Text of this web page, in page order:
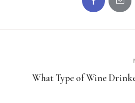
What Type of Wine